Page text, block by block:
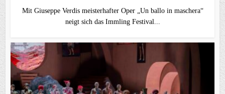
Mit Giuseppe Verdis meisterhafter Oper „Un ballo in maschera“
neigt sich das Immling Festival...